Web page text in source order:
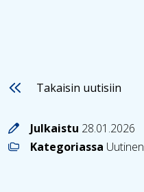
Takaisin uutisiin
Julkaistu 28.01.2026
Kategoriassa Uutinen